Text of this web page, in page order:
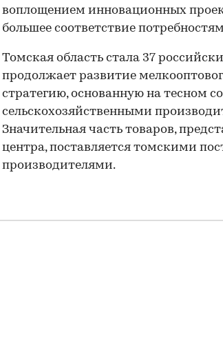
воплощением инновационных
большее соответствие
Томская область стала 37
продолжает развитие
стратегию, основанную на тесном
сельскохозяйственными
Значительная часть товаров,
центра, поставляется томскими
производителями.